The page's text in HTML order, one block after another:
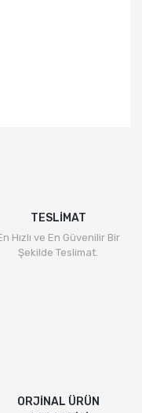
bulunuyor.
pahalı.
olmalı.
TESLİMAT
Hızlı ve En Güvenilir Bir
Şekilde Teslimat.
ORJİNAL ÜRÜN